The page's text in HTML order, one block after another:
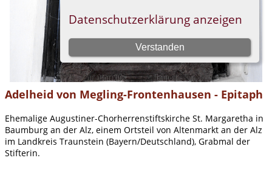
Adelheid von Megling-Frontenhausen - Epitaph
Ehemalige Augustiner-Chorherrenstiftskirche St. Margaretha in
Baumburg an der Alz, einem Ortsteil von Altenmarkt an der Alz
im Landkreis Traunstein (Bayern/Deutschland), Grabmal der
Stifterin.